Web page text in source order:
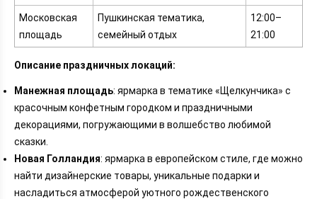
Московская
площадь
Пушкинская тематика,
семейный отдых
12:00–
21:00
Описание праздничных локаций:
Манежная площадь: ярмарка в тематике «Щелкунчика» с
красочным конфетным городком и праздничными
декорациями, погружающими в волшебство любимой
сказки.
Новая Голландия: ярмарка в европейском стиле, где можно
найти дизайнерские товары, уникальные подарки и
насладиться атмосферой уютного рождественского